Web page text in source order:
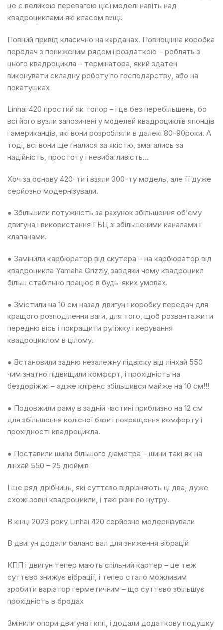
це є великою перевагою цієї моделі навіть над
квадроциклами які класом вищі.
Повний привід класично на карданах. Повноцінна коробка
передач з пониженим рядом і роздаткою – роблять з
цього квадроцикла – термінатора, який здатен
виконувати складну роботу по господарству, або на
покатушках
Linhai 420 простий як топор – і це без перебільшень, бо
всі його вузли запозичені у моделей квадроциклів японців
і американців, які вони розробляли в далекі 80-90роки. А
тоді, всі вони ще гналися за якістю, змагались за
надійність, простоту і невибагливість…
Хоч за основу 420-ти і взяли 300-ту модель, але її дуже
серйозно модернізували.
● Збільшили потужність за рахунок збільшення об’єму
двигуна і використання ГБЦ зі збільшеними каналами і
клапанами.
● Замінили карбюратор від скутера – на карбюратор від
квадроцикла Yamaha Grizzly, завдяки чому квадроцикл
більш стабільно працює в будь-яких умовах.
● Змістили на 10 см назад двигун і коробку передач для
кращого розподілення ваги, для того, щоб розвантажити
передню вісь і покращити руліжку і керування
квадроциклом в цілому.
● Встановили задню незалежну підвіску від лінхай 550
чим знатно підвищили комфорт, і прохідність на
бездоріжжі – адже кліренс збільшився майже на 10 см!!!
● Подовжили раму в задній частині приблизно на 12 см
для збільшення колісної бази і покращення комфорту і
прохідності квадроцикла.
● Поставили шини більшого діаметра – шини такі як на
лінхай 550 – 25 дюймів
І ще ряд дрібниць, які суттєво відрізняють ці два, дуже
схожі зовні квадроцикли, і такі різні по нутру.
В кінці 2023 року Linhai 420 серйозно модернізували
В двигун додали баланс вал для зниження вібрацій
КПП і двигун тепер мають спільний картер – це теж
суттєво знижує вібрації, і тепер стало можливим
зробити варіатор герметичним – що суттєво збільшує
прохідність в бродах
Змінили опори двигуна і кпп, і додали додаткову подушку